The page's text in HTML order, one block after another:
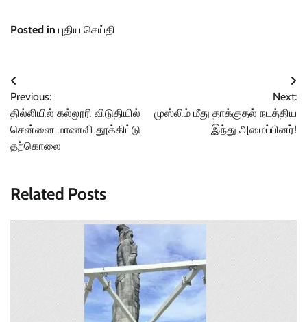
Posted in புதிய செய்தி
Post
navigation
Previous:
தில்லியில் கல்லூரி விடுதியில்
சென்னை மாணவி தூக்கிட்டு
தற்கொலை
Next:
முஸ்லிம் மீது தாக்குதல் நடத்திய
இந்து அமைப்பினர்!
Related Posts